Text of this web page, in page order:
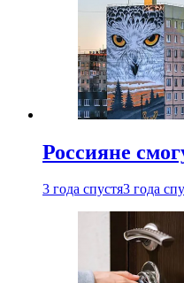
Россияне
3 года спустя3 года